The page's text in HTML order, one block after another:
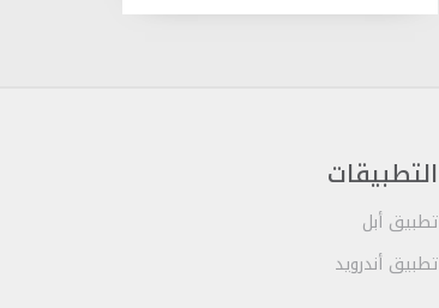
التطبيقات
تطبيق أبل
تطبيق أندرويد